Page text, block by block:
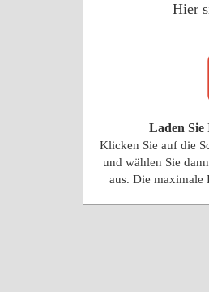
Hier
Laden Sie
Klicken Sie auf die
und wählen Sie
aus. Die maximale